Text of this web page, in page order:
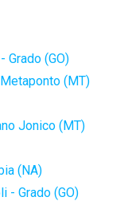
Grado (GO)
(MT)
Jonico (MT)
(NA)
- Grado (GO)